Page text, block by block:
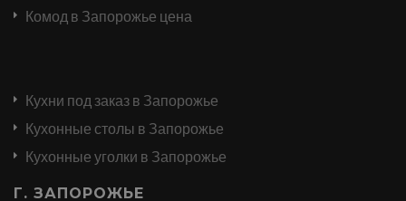
Комод в Запорожье цена
Кухни под заказ в Запорожье
Кухонные столы в Запорожье
Кухонные уголки в Запорожье
Г. ЗАПОРОЖЬЕ